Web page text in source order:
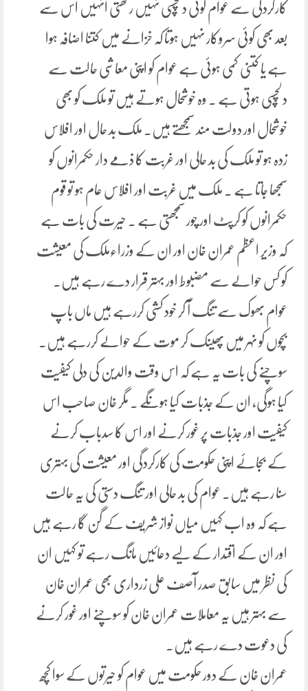
کارکردگی سے عوام کوئی دلچسپی نہیں رکھتی انہیں اس سے
بعد بھی کوئی سروکار نہیں ہوتا کہ خزانے میں کتنا اضافہ ہوا
ہے یا کتنی کمی ہوئی ہے عوام کو اپنی معاشی حالت سے
دلچسپی ہوتی ہے ۔ وہ خوشحال ہوتے ہیں تو ملک کو بھی
خوشحال اور دولت مند سمجھتے ہیں۔ ملک بد حال اور افلاس
زدہ ہو تو ملک کی بد حالی اور غربت کا ذمے دار حکمرانوں کو
سمجھا جاتا ہے ۔ ملک میں غربت اور افلاس عام ہو تو قوم
حکمرانوں کو کرپٹ اور چور سمجھتی ہے ۔ حیرت کی بات ہے
کہ وزیر اعظم عمران خان اور ان کے وزراءملک کی معیشت
کو کس حوالے سے مضبوط اور بہتر قرار دے رہے ہیں۔
عوام بھوک سے تنگ آ کر خود کشی کررہے ہیں ماں باپ
بچوں کو نہر میں پھینک کر موت کے حوالے کررہے ہیں۔
سوچنے کی بات یہ ہے کہ اس وقت والدین کی دلی کیفیت
کیا ہوگی، ان کے جذبات کیا ہوںگے ۔ مگر خان صاحب اس
کیفیت اور جذبات پر غور کرنے اور اس کا سدباب کرنے
کے بجائے اپنی حکومت کی کارکردگی اور معیشت کی بہتری
سنا رہے ہیں۔ عوام کی بد حالی اور تنگ دستی کی یہ حالت
ہے کہ وہ اب کہیں میاں نواز شریف کے گن گا رہے ہیں
اور ان کے اقتدار کے لیے دعائیں مانگ رہے تو کہیں ان
کی نظر میں سابق صدر آصف علی زرداری بھی عمران خان
سے بہتر ہیں یہ معاملات عمران خان کو سوچنے اور غور کرنے
کی دعوت دے رہے ہیں۔
عمران خان کے دور حکومت میں عوام کو حیرتوں کے سوا کچھ